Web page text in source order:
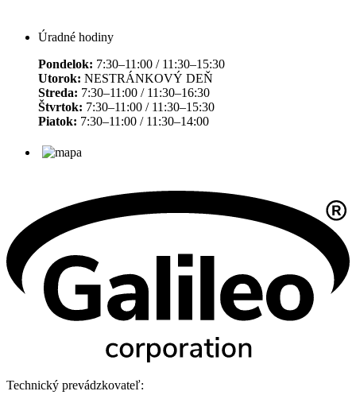
Úradné hodiny
Pondelok: 7:30–11:00 / 11:30–15:30
Utorok: NESTRÁNKOVÝ DEŇ
Streda: 7:30–11:00 / 11:30–16:30
Štvrtok: 7:30–11:00 / 11:30–15:30
Piatok: 7:30–11:00 / 11:30–14:00
Technický prevádzkovateľ: